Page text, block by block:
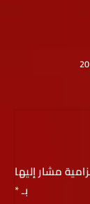
مشار إليها
بـ*